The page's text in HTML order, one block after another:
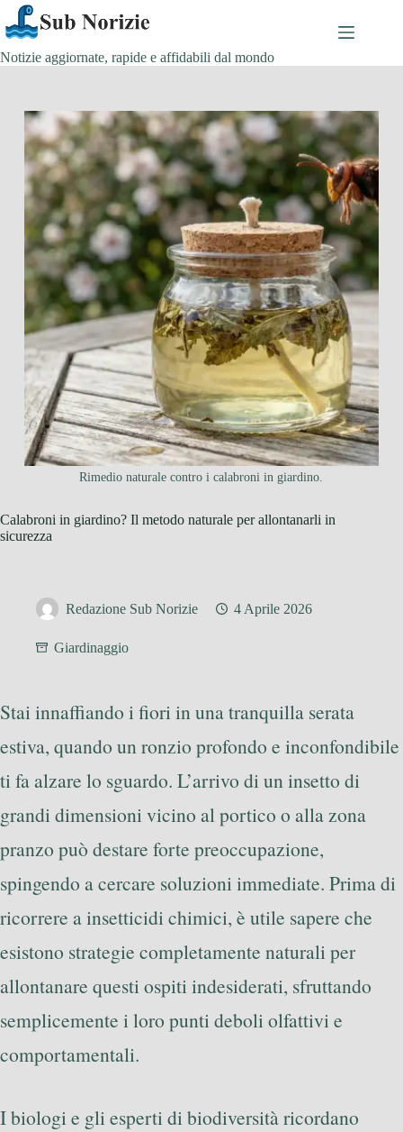
Salta
al
contenuto
Notizie aggiornate, rapide e affidabili dal mondo
Rimedio naturale contro i calabroni in giardino.
Calabroni in giardino? Il metodo naturale per allontanarli in
sicurezza
Redazione Sub Norizie 4 Aprile 2026
Giardinaggio
Stai innaffiando i fiori in una tranquilla serata
estiva, quando un ronzio profondo e inconfondibile
ti fa alzare lo sguardo. L’arrivo di un insetto di
grandi dimensioni vicino al portico o alla zona
pranzo può destare forte preoccupazione,
spingendo a cercare soluzioni immediate. Prima di
ricorrere a insetticidi chimici, è utile sapere che
esistono strategie completamente naturali per
allontanare questi ospiti indesiderati, sfruttando
semplicemente i loro punti deboli olfattivi e
comportamentali.
I biologi e gli esperti di biodiversità ricordano